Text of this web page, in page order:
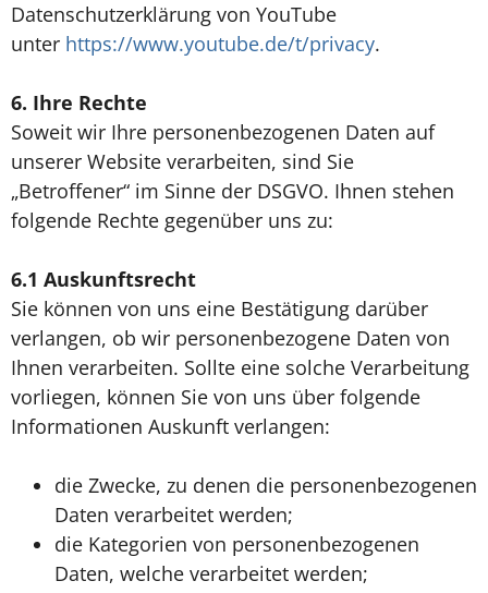
Datenschutzerklärung von YouTube
unter https://www.youtube.de/t/privacy.
6. Ihre Rechte
Soweit wir Ihre personenbezogenen Daten auf
unserer Website verarbeiten, sind Sie
„Betroffener“ im Sinne der DSGVO. Ihnen stehen
folgende Rechte gegenüber uns zu:
6.1 Auskunftsrecht
Sie können von uns eine Bestätigung darüber
verlangen, ob wir personenbezogene Daten von
Ihnen verarbeiten. Sollte eine solche Verarbeitung
vorliegen, können Sie von uns über folgende
Informationen Auskunft verlangen:
die Zwecke, zu denen die personenbezogenen
Daten verarbeitet werden;
die Kategorien von personenbezogenen
Daten, welche verarbeitet werden;